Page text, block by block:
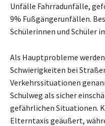
Unfälle Fahrradunfälle,
9% Fußgängerunfällen.
Schülerinnen und Schüler
Als Hauptprobleme
Schwierigkeiten bei
Verkehrssituationen
Schulweg als sicher
gefährlichen Situationen.
Elterntaxis geäußert,